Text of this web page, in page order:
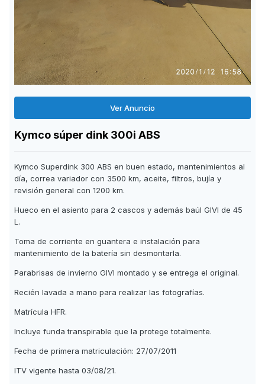
Ver Anuncio
Kymco súper dink 300i ABS
Kymco Superdink 300 ABS en buen estado, mantenimientos al
día, correa variador con 3500 km, aceite, filtros, bujía y
revisión general con 1200 km.
Hueco en el asiento para 2 cascos y además baúl GIVI de 45
L.
Toma de corriente en guantera e instalación para
mantenimiento de la batería sin desmontarla.
Parabrisas de invierno GIVI montado y se entrega el original.
Recién lavada a mano para realizar las fotografías.
Matrícula HFR.
Incluye funda transpirable que la protege totalmente.
Fecha de primera matriculación: 27/07/2011
ITV vigente hasta 03/08/21.